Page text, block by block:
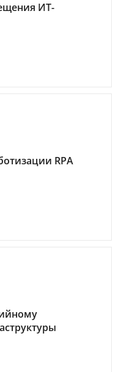
ИТ-
RPA